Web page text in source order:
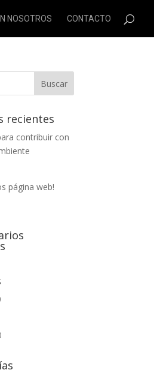
NOSOTROS CONTACTO
recientes
contribuir con
página web!